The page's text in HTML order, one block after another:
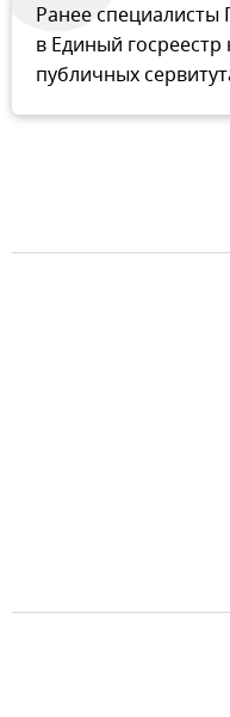
Ранее специалисты
в Единый
публичных